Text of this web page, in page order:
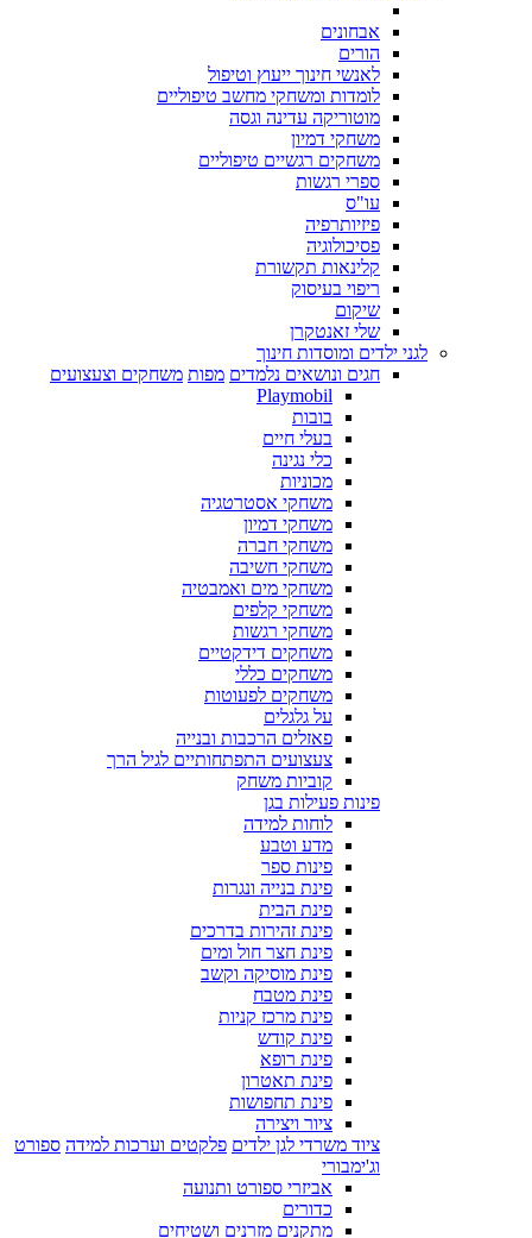
אבחונים
הורים
לאנשי חינוך ייעוץ וטיפול
לומדות ומשחקי מחשב טיפוליים
מוטוריקה עדינה וגסה
משחקי דמיון
משחקים רגשיים טיפוליים
ספרי רגשות
עו"ס
פיזיותרפיה
פסיכולוגיה
קלינאות תקשורת
ריפוי בעיסוק
שיקום
שלי זאנטקרן
לגני ילדים ומוסדות חינוך
חגים ונושאים נלמדים מפות משחקים וצעצועים
Playmobil
בובות
בעלי חיים
כלי נגינה
מכוניות
משחקי אסטרטגיה
משחקי דמיון
משחקי חברה
משחקי חשיבה
משחקי מים ואמבטיה
משחקי קלפים
משחקי רגשות
משחקים דידקטיים
משחקים כללי
משחקים לפעוטות
על גלגלים
פאזלים הרכבות ובנייה
צעצועים התפתחותיים לגיל הרך
קוביות משחק
פינות פעילות בגן
לוחות למידה
מדע וטבע
פינות ספר
פינת בנייה ונגרות
פינת הבית
פינת זהירות בדרכים
פינת חצר חול ומים
פינת מוסיקה וקשב
פינת מטבח
פינת מרכז קניות
פינת קודש
פינת רופא
פינת תאטרון
פינת תחפושות
ציור ויצירה
ציוד משרדי לגן ילדים פלקטים וערכות למידה ספורט
וג'ימבורי
אביזרי ספורט ותנועה
כדורים
מתקנים מזרנים ושטיחים